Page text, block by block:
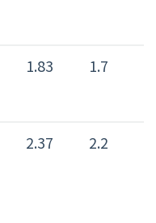
1.83 1.7
2.37 2.2